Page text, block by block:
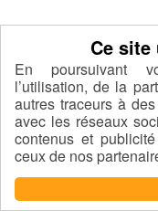
En poursuivant
l’utilisation, de la
autres traceurs à
avec les réseaux
contenus et
ceux de nos